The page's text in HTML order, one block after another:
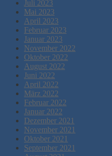
Juli 2023
Mai 2023
April 2023
Februar 2023
Januar 2023
November 2022
Oktober 2022
August 2022
Juni 2022
April 2022
März 2022
Februar 2022
Januar 2022
Dezember 2021
November 2021
Oktober 2021
September 2021